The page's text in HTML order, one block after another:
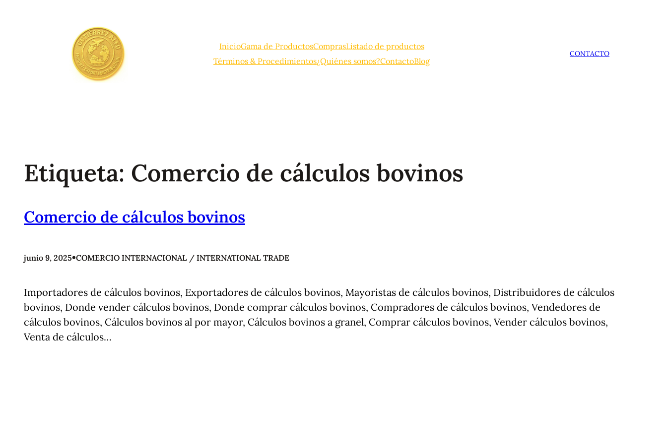
InicioGama de ProductosComprasListado de productos
Términos & Procedimientos¿Quiénes somos?ContactoBlog
CONTACTO
Etiqueta: Comercio de cálculos bovinos
Comercio de cálculos bovinos
junio 9, 2025•COMERCIO INTERNACIONAL / INTERNATIONAL TRADE
Importadores de cálculos bovinos, Exportadores de cálculos bovinos, Mayoristas de cálculos bovinos, Distribuidores de cálculos
bovinos, Donde vender cálculos bovinos, Donde comprar cálculos bovinos, Compradores de cálculos bovinos, Vendedores de
cálculos bovinos, Cálculos bovinos al por mayor, Cálculos bovinos a granel, Comprar cálculos bovinos, Vender cálculos bovinos,
Venta de cálculos…